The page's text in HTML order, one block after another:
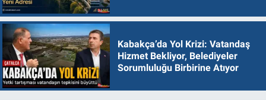
Kabakça’da Yol Krizi: Vatandaş
Hizmet Bekliyor, Belediyeler
Sorumluluğu Birbirine Atıyor